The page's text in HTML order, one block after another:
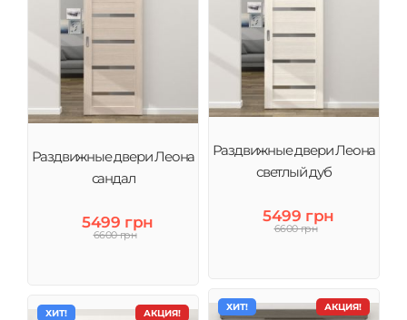
Раздвижные двери Леона
светлый дуб
5499 грн
6600 грн
Раздвижные двери Леона
сандал
5499 грн
6600 грн
АКЦИЯ!
ХИТ!
АКЦИЯ!
ХИТ!